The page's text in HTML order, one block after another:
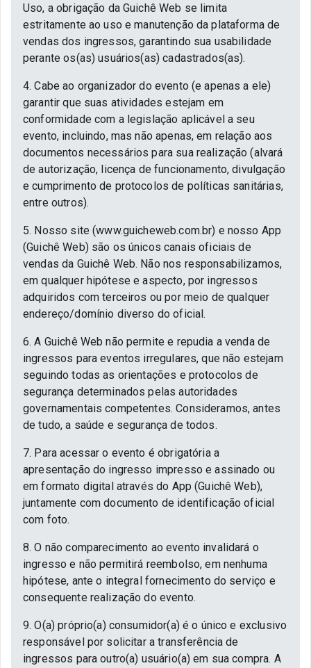
Uso, a obrigação da Guichê Web se limita
estritamente ao uso e manutenção da plataforma de
vendas dos ingressos, garantindo sua usabilidade
perante os(as) usuários(as) cadastrados(as).
4. Cabe ao organizador do evento (e apenas a ele)
garantir que suas atividades estejam em
conformidade com a legislação aplicável a seu
evento, incluindo, mas não apenas, em relação aos
documentos necessários para sua realização (alvará
de autorização, licença de funcionamento, divulgação
e cumprimento de protocolos de políticas sanitárias,
entre outros).
5. Nosso site (www.guicheweb.com.br) e nosso App
(Guichê Web) são os únicos canais oficiais de
vendas da Guichê Web. Não nos responsabilizamos,
em qualquer hipótese e aspecto, por ingressos
adquiridos com terceiros ou por meio de qualquer
endereço/domínio diverso do oficial.
6. A Guichê Web não permite e repudia a venda de
ingressos para eventos irregulares, que não estejam
seguindo todas as orientações e protocolos de
segurança determinados pelas autoridades
governamentais competentes. Consideramos, antes
de tudo, a saúde e segurança de todos.
7. Para acessar o evento é obrigatória a
apresentação do ingresso impresso e assinado ou
em formato digital através do App (Guichê Web),
juntamente com documento de identificação oficial
com foto.
8. O não comparecimento ao evento invalidará o
ingresso e não permitirá reembolso, em nenhuma
hipótese, ante o integral fornecimento do serviço e
consequente realização do evento.
9. O(a) próprio(a) consumidor(a) é o único e exclusivo
responsável por solicitar a transferência de
ingressos para outro(a) usuário(a) em sua compra. A